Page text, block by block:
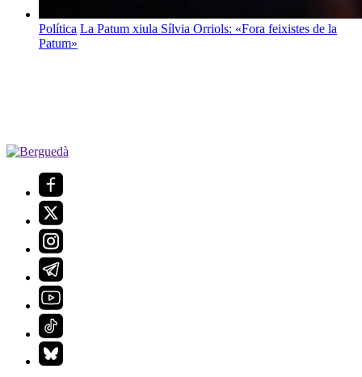
Política La Patum xiula Sílvia Orriols: «Fora feixistes de la
Patum»